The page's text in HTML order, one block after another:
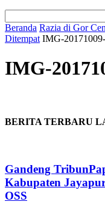
Beranda Razia di Gor
Ditempat IMG-
IMG-
BERITA TERBARU
Gandeng
Kabupaten
OSS